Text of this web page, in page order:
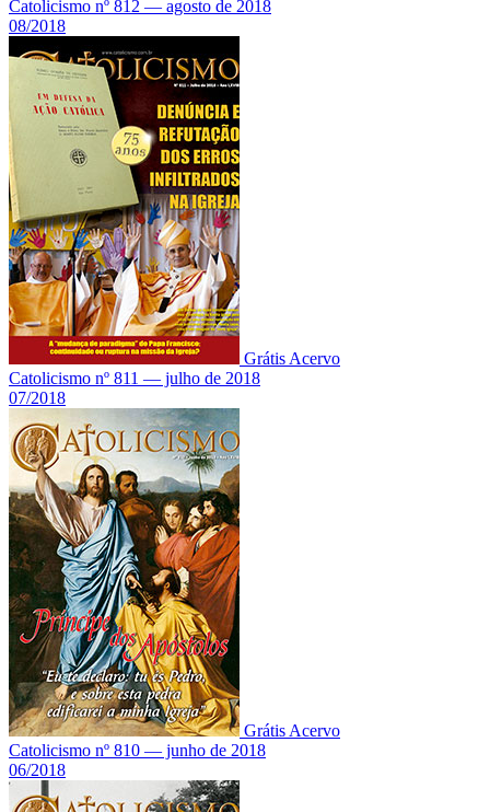
Catolicismo nº 812 — agosto de 2018
08/2018
Grátis Acervo
Catolicismo nº 811 — julho de 2018
07/2018
Grátis Acervo
Catolicismo nº 810 — junho de 2018
06/2018